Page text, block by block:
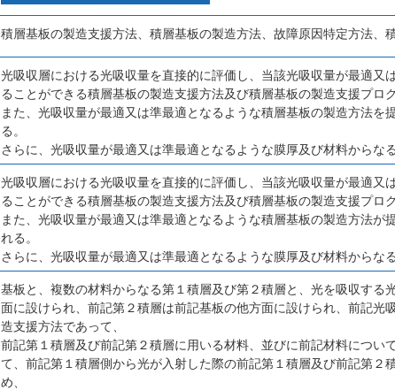
積層基板の製造支援方法、積層基板の製造方法、故障原因特定方法、
光吸収層における光吸収量を直接的に評価し、当該光吸収量が最適又
ることができる積層基板の製造支援方法及び積層基板の製造支援プロ
また、光吸収量が最適又は準最適となるような積層基板の製造方法を
る。
さらに、光吸収量が最適又は準最適となるような膜厚及び材料からな
光吸収層における光吸収量を直接的に評価し、当該光吸収量が最適又
ることができる積層基板の製造支援方法及び積層基板の製造支援プロ
また、光吸収量が最適又は準最適となるような積層基板の製造方法が
れる。
さらに、光吸収量が最適又は準最適となるような膜厚及び材料からな
基板と、複数の材料からなる第１積層及び第２積層と、光を吸収する
面に設けられ、前記第２積層は前記基板の他方面に設けられ、前記光
造支援方法であって、
前記第１積層及び前記第２積層に用いる材料、並びに前記材料につい
て、前記第１積層側から光が入射した際の前記第１積層及び前記第２
め、